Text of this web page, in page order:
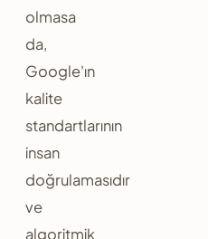
olmasa
da,
Google'ın
kalite
standartlarının
insan
doğrulamasıdır
ve
algoritmik